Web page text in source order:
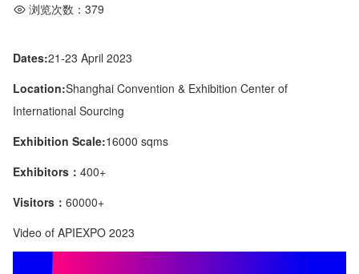
浏览次数： 379
Dates:21-23 April 2023
Location:Shanghai Convention & Exhibition Center of
International Sourcing
Exhibition Scale:16000 sqms
Exhibitors： 400+
Visitors： 60000+
Video of APIEXPO 2023